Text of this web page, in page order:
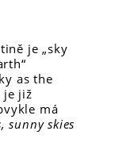
je „sky
as the
je již
má
sunny skies